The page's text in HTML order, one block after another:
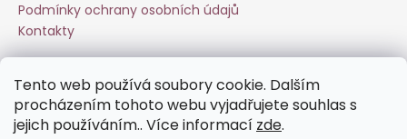
Tento web používá soubory cookie. Dalším
procházením tohoto webu vyjadřujete souhlas s
jejich používáním.. Více informací zde.
Podmínky ochrany osobních údajů
Kontakty
Přijímáme online platby